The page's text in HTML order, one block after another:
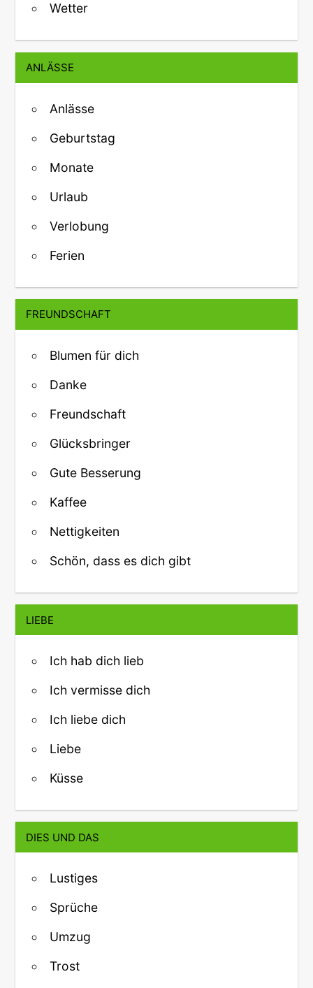
Wetter
ANLÄSSE
Anlässe
Geburtstag
Monate
Urlaub
Verlobung
Ferien
FREUNDSCHAFT
Blumen für dich
Danke
Freundschaft
Glücksbringer
Gute Besserung
Kaffee
Nettigkeiten
Schön, dass es dich gibt
LIEBE
Ich hab dich lieb
Ich vermisse dich
Ich liebe dich
Liebe
Küsse
DIES UND DAS
Lustiges
Sprüche
Umzug
Trost